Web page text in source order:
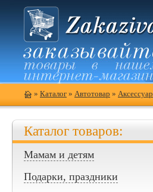
» Каталог » Автотовар » Аксессуар
Каталог товаров:
Мамам и детям
Подарки, праздники